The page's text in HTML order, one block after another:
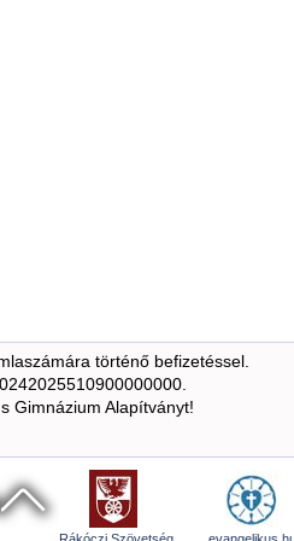
történő befizetéssel.
Gimnázium Alapítványt!